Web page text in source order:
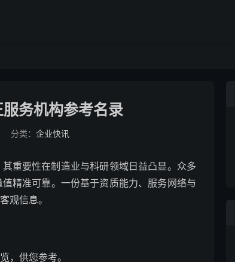
务机构参考名录
分类： 企业快讯
重要性在制造业与科研领域日益凸显。众多
精准可靠。一份基于资质能力、服务网络与
观信息。
，供您参考。